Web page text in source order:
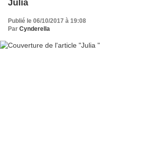
Julia
Publié le 06/10/2017 à 19:08
Par Cynderella